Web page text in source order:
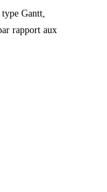
type Gantt,
rapport aux